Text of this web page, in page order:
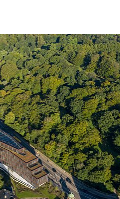
nyklassisistiske
stauder, gressplen
tidligere romantiske